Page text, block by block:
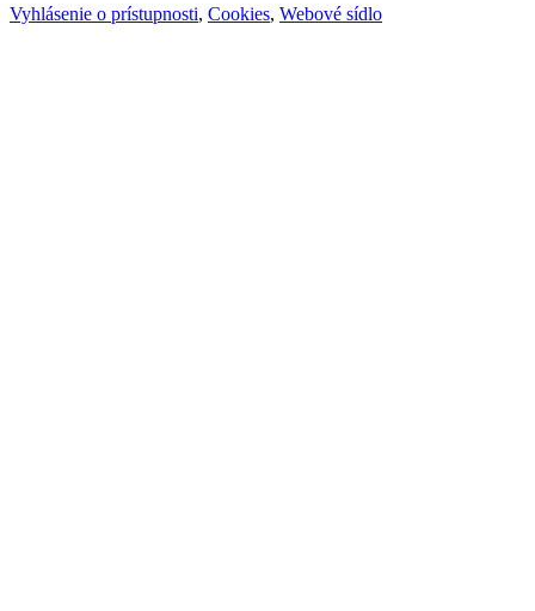
Vyhlásenie o prístupnosti, Cookies, Webové sídlo